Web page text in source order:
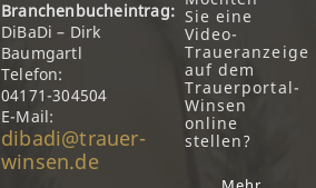
Branchenbucheintrag:
DiBaDi – Dirk
Baumgartl
Telefon:
04171-304504
E-Mail:
dibadi@trauer-
winsen.de
Sie eine
Video-
Traueranzeige
auf dem
Trauerportal-
Winsen
online
stellen?